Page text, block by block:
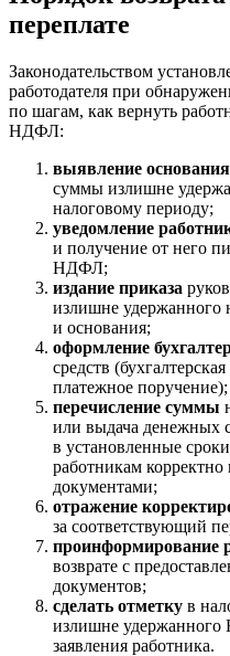
переплате
Законодательством
работодателя при
по шагам, как вернуть
НДФЛ:
выявление основания
суммы излишне
налоговому периоду;
уведомление
и получение от него
НДФЛ;
издание приказа
излишне удержанного
и основания;
оформление
средств
платежное поручение);
перечисление суммы
или выдача денежных
в установленные
работникам
документами;
отражение
за соответствующий
проинформирование
возврате с
документов;
сделать отметку в
излишне
заявления работника.